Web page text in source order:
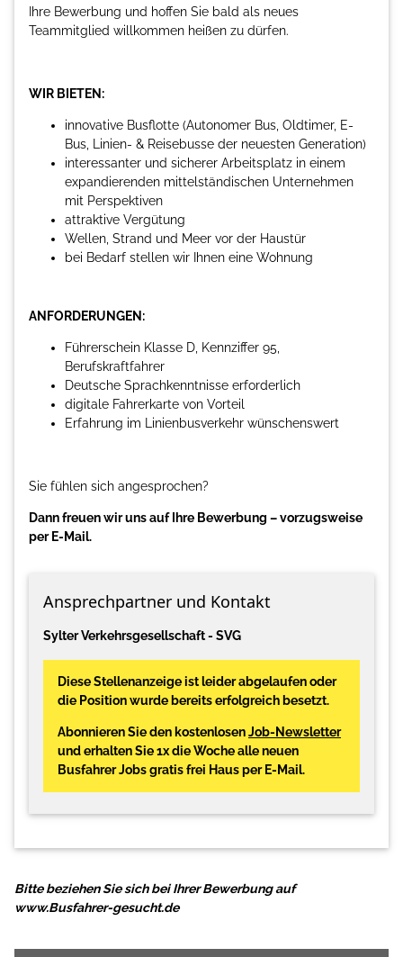
Ihre Bewerbung und hoffen Sie bald als neues
Teammitglied willkommen heißen zu dürfen.
WIR BIETEN:
innovative Busflotte (Autonomer Bus, Oldtimer, E-
Bus, Linien- & Reisebusse der neuesten Generation)
interessanter und sicherer Arbeitsplatz in einem
expandierenden mittelständischen Unternehmen
mit Perspektiven
attraktive Vergütung
Wellen, Strand und Meer vor der Haustür
bei Bedarf stellen wir Ihnen eine Wohnung
ANFORDERUNGEN:
Führerschein Klasse D, Kennziffer 95,
Berufskraftfahrer
Deutsche Sprachkenntnisse erforderlich
digitale Fahrerkarte von Vorteil
Erfahrung im Linienbusverkehr wünschenswert
Sie fühlen sich angesprochen?
Dann freuen wir uns auf Ihre Bewerbung – vorzugsweise
per E-Mail.
Ansprechpartner und Kontakt
Sylter Verkehrsgesellschaft - SVG
Diese Stellenanzeige ist leider abgelaufen oder
die Position wurde bereits erfolgreich besetzt.
Abonnieren Sie den kostenlosenJob-Newsletter
und erhalten Sie 1x die Woche alle neuen
Busfahrer Jobs gratis frei Haus per E-Mail.
Bitte beziehen Sie sich bei Ihrer Bewerbung auf
www.Busfahrer-gesucht.de